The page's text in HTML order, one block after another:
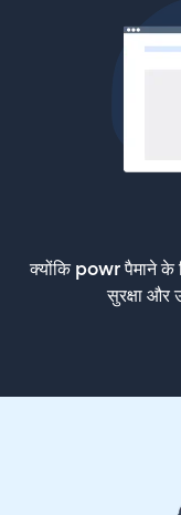
क्योंकि powr पैमाने के
सुरक्षा और